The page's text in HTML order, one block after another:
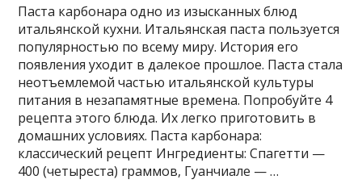
Паста карбонара одно из изысканных блюд
итальянской кухни. Итальянская паста пользуется
популярностью по всему миру. История его
появления уходит в далекое прошлое. Паста стала
неотъемлемой частью итальянской культуры
питания в незапамятные времена. Попробуйте 4
рецепта этого блюда. Их легко приготовить в
домашних условиях. Паста карбонара:
классический рецепт Ингредиенты: Спагетти —
400 (четыреста) граммов, Гуанчиале — …